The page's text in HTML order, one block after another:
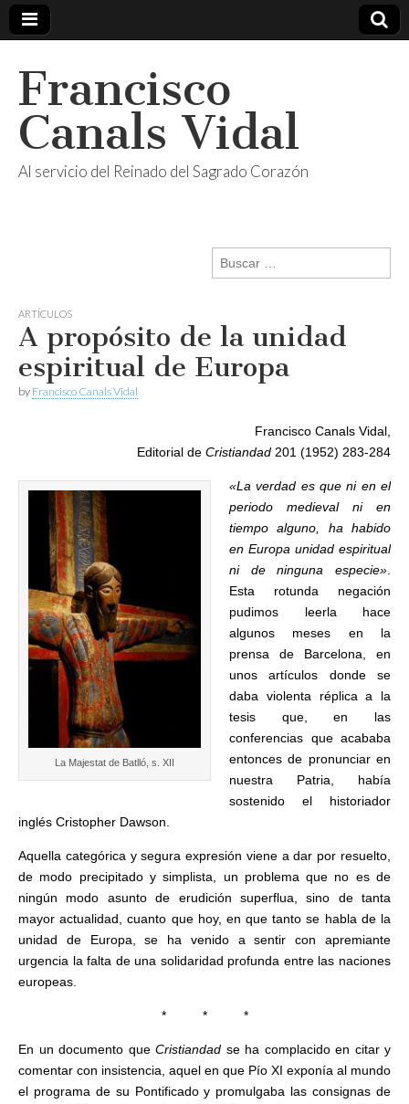
Francisco
Canals Vidal
Al servicio del Reinado del Sagrado Corazón
Buscar:
ARTÍCULOS
A propósito de la unidad
espiritual de Europa
by Francisco Canals Vidal
Francisco Canals Vidal,
Editorial de Cristiandad 201 (1952) 283-284
La Majestat de Batlló, s. XII
«La verdad es que ni en el
periodo medieval ni en
tiempo alguno, ha habido
en Europa unidad espiritual
ni de ninguna especie»
Esta rotunda negación
pudimos leerla hace
algunos meses en la
prensa de Barcelona, en
unos artículos donde se
daba violenta réplica a la
tesis que, en las
conferencias que acababa
entonces de pronunciar en
nuestra Patria, había
sostenido el historiador
inglés Cristopher Dawson.
Aquella categórica y segura expresión viene a dar por resuelto,
de modo precipitado y simplista, un problema que no es de
ningún modo asunto de erudición superflua, sino de tanta
mayor actualidad, cuanto que hoy, en que tanto se habla de la
unidad de Europa, se ha venido a sentir con apremiante
urgencia la falta de una solidaridad profunda entre las naciones
europeas.
* * *
En un documento que Cristiandad se ha complacido en citar y
comentar con insistencia, aquel en que Pío XI exponía al mundo
el programa de su Pontificado y promulgaba las consignas de